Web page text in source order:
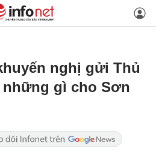
nghị gửi Thủ
gì cho Sơn